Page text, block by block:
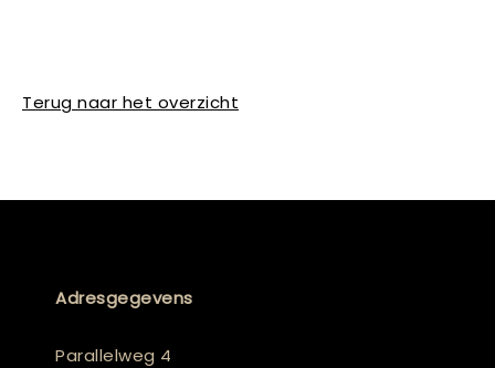
Terug naar het overzicht
Adresgegevens
Parallelweg 4